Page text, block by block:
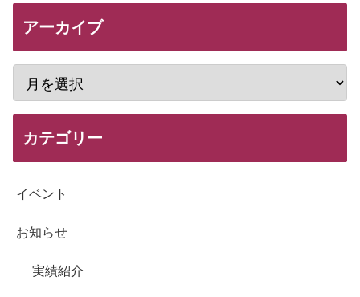
アーカイブ
カテゴリー
イベント
お知らせ
実績紹介